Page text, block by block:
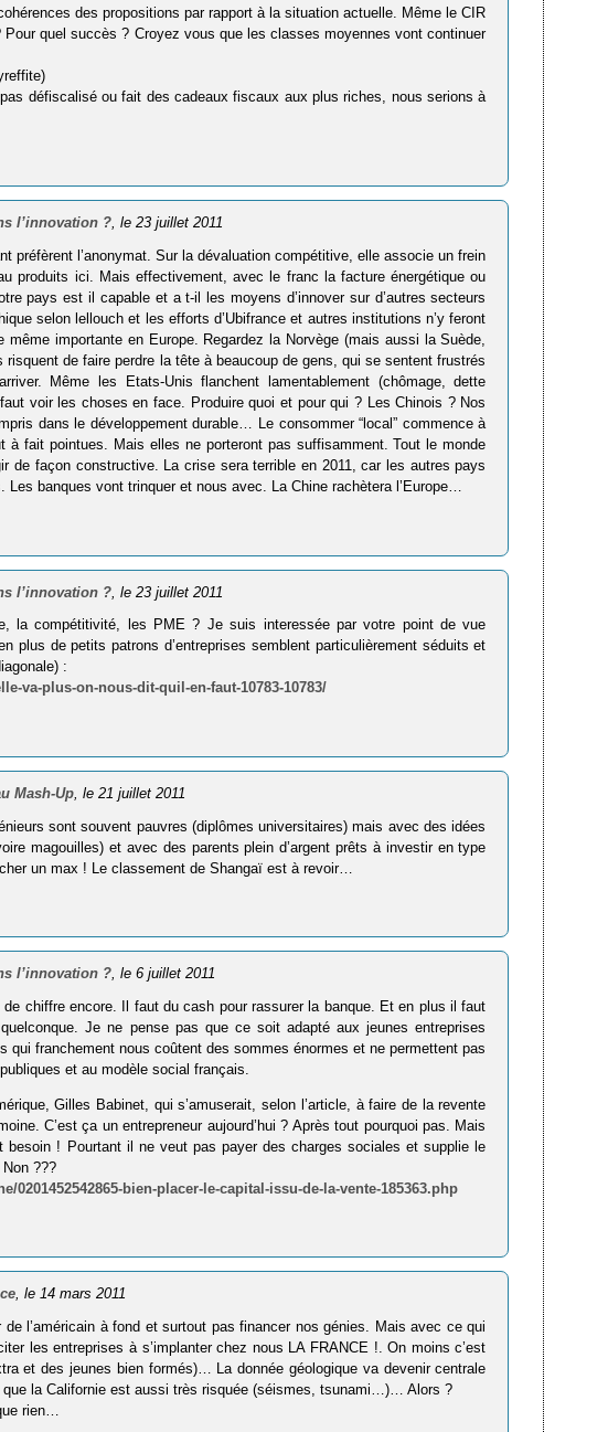
des propositions par rapport à la situation actuelle. Même le CIR
quel succès ? Croyez vous que les classes moyennes vont continuer
défiscalisé ou fait des cadeaux fiscaux aux plus riches, nous serions à
l’innovation ?, le 23 juillet 2011
préfèrent l’anonymat. Sur la dévaluation compétitive, elle associe un frein
produits ici. Mais effectivement, avec le franc la facture énergétique ou
pays est il capable et a t-il les moyens d’innover sur d’autres secteurs
selon lellouch et les efforts d’Ubifrance et autres institutions n’y feront
importante en Europe. Regardez la Norvège (mais aussi la Suède,
de faire perdre la tête à beaucoup de gens, qui se sentent frustrés
Même les Etats-Unis flanchent lamentablement (chômage, dette
voir les choses en face. Produire quoi et pour qui ? Les Chinois ? Nos
dans le développement durable… Le consommer “local” commence à
fait pointues. Mais elles ne porteront pas suffisamment. Tout le monde
de façon constructive. La crise sera terrible en 2011, car les autres pays
banques vont trinquer et nous avec. La Chine rachètera l’Europe…
l’innovation ? , le 23 juillet 2011
la compétitivité, les PME ? Je suis interessée par votre point de vue
plus de petits patrons d’entreprises semblent particulièrement séduits et
:
va-plus-on-nous-dit-quil-en-faut-10783-10783/
Mash-Up , le 21 juillet 2011
sont souvent pauvres (diplômes universitaires) mais avec des idées
magouilles) et avec des parents plein d’argent prêts à investir en type
un max ! Le classement de Shangaï est à revoir…
l’innovation ?, le 6 juillet 2011
chiffre encore. Il faut du cash pour rassurer la banque. Et en plus il faut
Je ne pense pas que ce soit adapté aux jeunes entreprises
qui franchement nous coûtent des sommes énormes et ne permettent pas
et au modèle social français.
Gilles Babinet, qui s’amuserait, selon l’article, à faire de la revente
C’est ça un entrepreneur aujourd’hui ? Après tout pourquoi pas. Mais
! Pourtant il ne veut pas payer des charges sociales et supplie le
???
bien-placer-le-capital-issu-de-la-vente-185363.php
, le 14 mars 2011
l’américain à fond et surtout pas financer nos génies. Mais avec ce qui
les entreprises à s’implanter chez nous LA FRANCE !. On moins c’est
et des jeunes bien formés)… La donnée géologique va devenir centrale
que la Californie est aussi très risquée (séismes, tsunami…)… Alors ?
rien…